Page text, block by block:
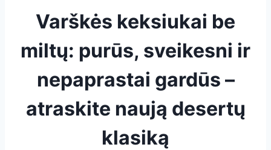
Varškės keksiukai be
miltų: purūs, sveikesni ir
nepaprastai gardūs –
atraskite naują desertų
klasiką